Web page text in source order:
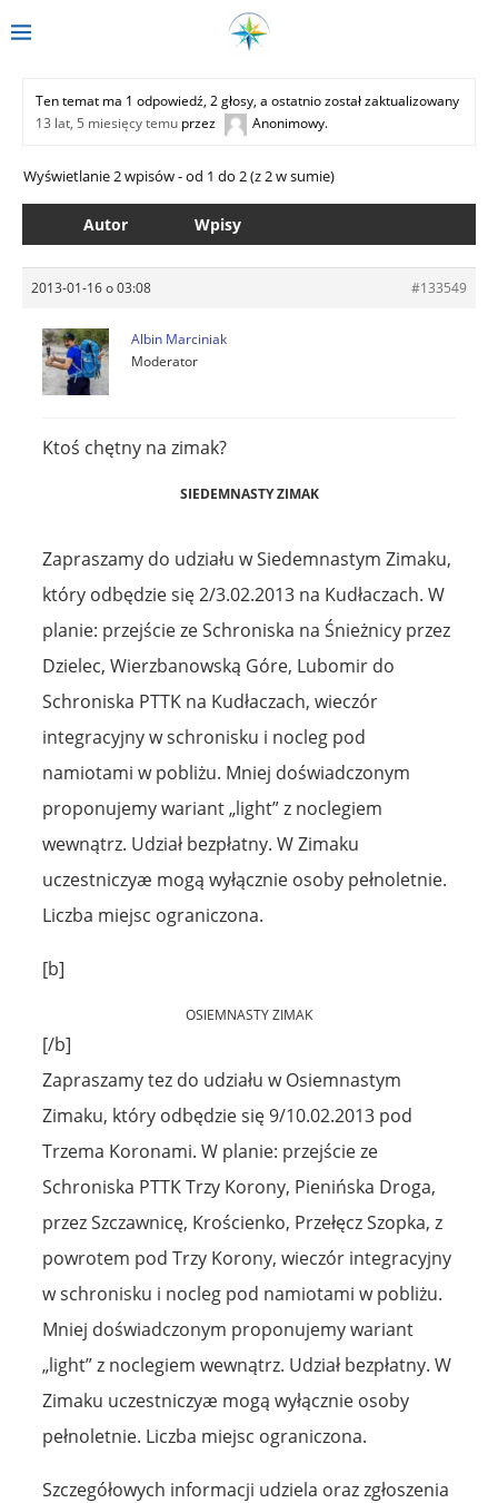
Ten temat ma 1 odpowiedź, 2 głosy, a ostatnio został zaktualizowany
13 lat, 5 miesięcy temu przez Anonimowy.
Wyświetlanie 2 wpisów - od 1 do 2 (z 2 w sumie)
Autor Wpisy
2013-01-16 o 03:08 #133549
Albin Marciniak
Moderator
Ktoś chętny na zimak?
SIEDEMNASTY ZIMAK
Zapraszamy do udziału w Siedemnastym Zimaku,
który odbędzie się 2/3.02.2013 na Kudłaczach. W
planie: przejście ze Schroniska na Śnieżnicy przez
Dzielec, Wierzbanowską Góre, Lubomir do
Schroniska PTTK na Kudłaczach, wieczór
integracyjny w schronisku i nocleg pod
namiotami w pobliżu. Mniej doświadczonym
proponujemy wariant „light” z noclegiem
wewnątrz. Udział bezpłatny. W Zimaku
uczestniczyæ mogą wyłącznie osoby pełnoletnie.
Liczba miejsc ograniczona.
[b]
OSIEMNASTY ZIMAK
[/b]
Zapraszamy tez do udziału w Osiemnastym
Zimaku, który odbędzie się 9/10.02.2013 pod
Trzema Koronami. W planie: przejście ze
Schroniska PTTK Trzy Korony, Pienińska Droga,
przez Szczawnicę, Krościenko, Przełęcz Szopka, z
powrotem pod Trzy Korony, wieczór integracyjny
w schronisku i nocleg pod namiotami w pobliżu.
Mniej doświadczonym proponujemy wariant
„light” z noclegiem wewnątrz. Udział bezpłatny. W
Zimaku uczestniczyæ mogą wyłącznie osoby
pełnoletnie. Liczba miejsc ograniczona.
Szczegółowych informacji udziela oraz zgłoszenia